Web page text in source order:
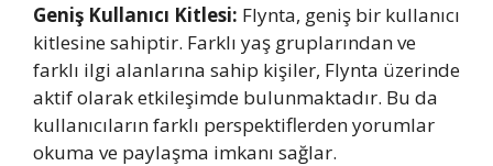
Geniş Kullanıcı Kitlesi: Flynta, geniş bir kullanıcı
kitlesine sahiptir. Farklı yaş gruplarından ve
farklı ilgi alanlarına sahip kişiler, Flynta üzerinde
aktif olarak etkileşimde bulunmaktadır. Bu da
kullanıcıların farklı perspektiflerden yorumlar
okuma ve paylaşma imkanı sağlar.